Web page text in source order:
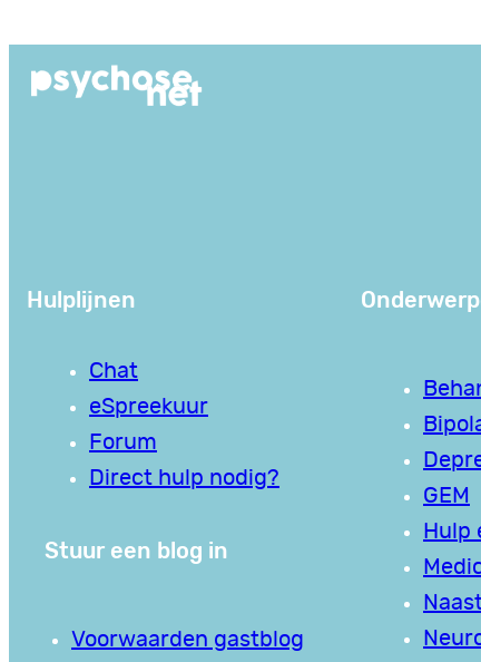
de
Hulplijnen
Chat
eSpreekuur
Forum
Direct hulp nodig?
Stuur een blog in
Voorwaarden gastblog
GEM
Hulp